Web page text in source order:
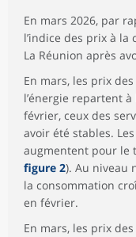
En mars 2026, par
l’indice des prix à la
La Réunion après
En mars, les prix
l’énergie repartent
février, ceux des
avoir été stables.
augmentent pour le
figure 2). Au niveau
la consommation
en février.
En mars, les prix des